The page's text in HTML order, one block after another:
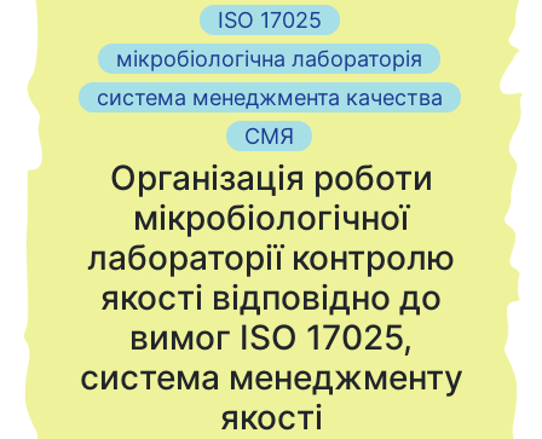
ISO 17025
мікробіологічна лабораторія
система менеджмента качества
СМЯ
Організація роботи
мікробіологічної
лабораторії контролю
якості відповідно до
вимог ISO 17025,
система менеджменту
якості